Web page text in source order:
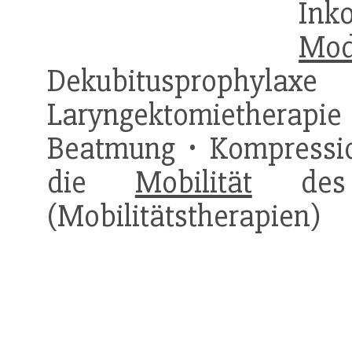
Laryngektomietherapie
Beatmung •
die Mobilität
(Mobilitätstherapien)